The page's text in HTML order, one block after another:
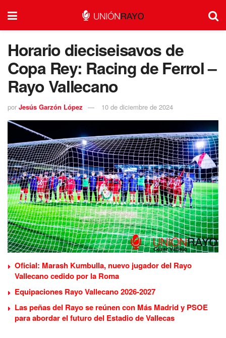
Horario dieciseisavos de
Copa Rey: Racing de Ferrol –
Rayo Vallecano
por Jesús Garzón López 10 de diciembre de 2024
Oficial: Marash Kumbulla, nuevo jugador del Rayo
Vallecano cedido por la Roma
Equipaciones Rayo Vallecano 2026-2027
Las peñas del Rayo se reúnen con Más Madrid y PSOE
para abordar el futuro del Estadio de Vallecas